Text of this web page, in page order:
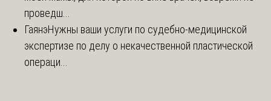
проведш...
ГаянэНужны ваши услуги по судебно-медицинской
экспертизе по делу о некачественной пластической
операци...